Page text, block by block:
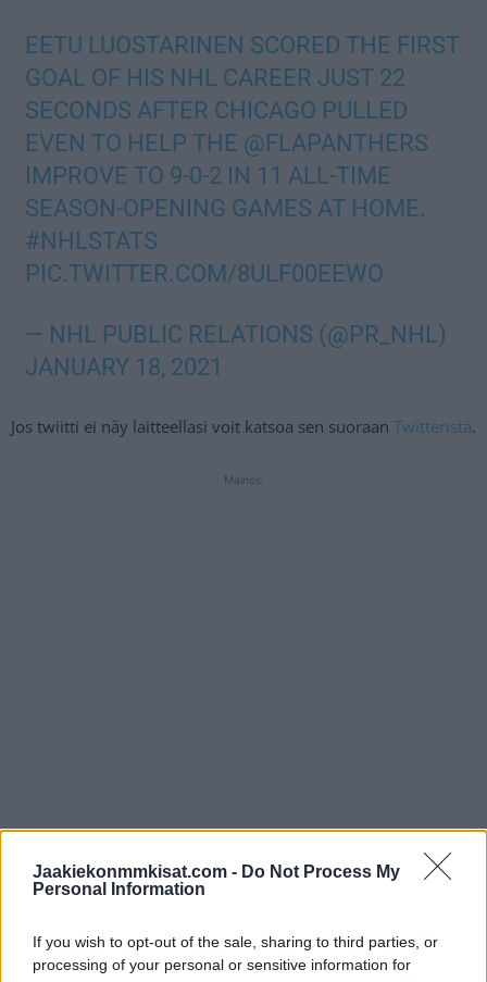
Jaakiekonmmkisat.com - Do Not Process My
Personal Information
If you wish to opt-out of the sale, sharing to third parties, or
processing of your personal or sensitive information for
EETU LUOSTARINEN SCORED THE FIRST
GOAL OF HIS NHL CAREER JUST 22
SECONDS AFTER CHICAGO PULLED
EVEN TO HELP THE @FLAPANTHERS
IMPROVE TO 9-0-2 IN 11 ALL-TIME
SEASON-OPENING GAMES AT HOME.
#NHLSTATS
PIC.TWITTER.COM/8ULF00EEWO
— NHL PUBLIC RELATIONS (@PR_NHL)
JANUARY 18, 2021
Jos twiitti ei näy laitteellasi voit katsoa sen suoraan Twitteristä.
Mainos:
Ennen viime yön ottelua Chicago Blackhawksia vastaan
Hurricanesin paidassa. Carolinassa hyökkääjä ehti iskemään
yhden syöttöpisteen. Panthers-debyytissä Luostarinen